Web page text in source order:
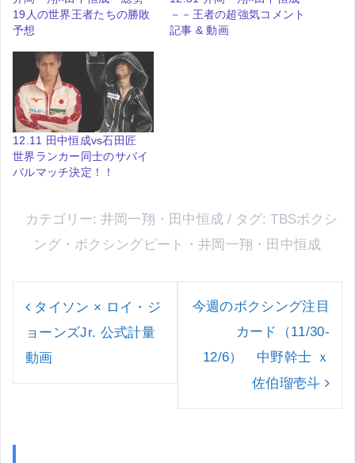
19人の世界王者たちの勝敗
予想
－－王者の超強気コメント
記事 & 動画
12.11 田中恒成vs石田匠
世界ランカー同士のサバイ
バルマッチ決定！！
カテゴリー: 井岡一翔 ・ 田中恒成 タグ:TBSボクシ
ング ・ ボクシングビート ・ 井岡一翔 ・ 田中恒成
稿
ゲ
タイソン × ロイ・ジ
ョーンズJr. 公式計量
動画
今週のボクシング注目
カード（11/30-
12/6） 中野幹士 ｘ
佐伯瑠壱斗